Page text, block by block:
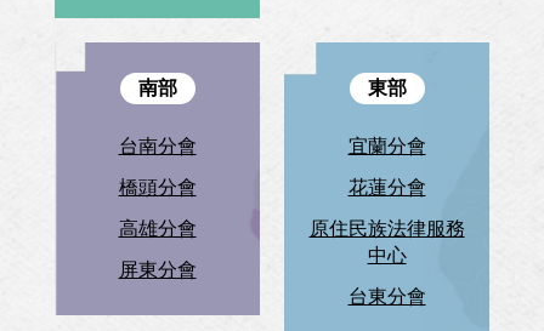
南部
台南分會
橋頭分會
高雄分會
屏東分會
東部
宜蘭分會
花蓮分會
原住民族法律服務
中心
台東分會